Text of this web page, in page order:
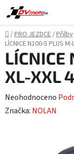
Přejít
na
obsah
Domů
/PRO JEZDCE/Přilby
LÍCNICE N100-5 PLUS M-
XL-XXL
Průměrné
hodnocení
Neohodnoceno
Značka: NOLAN